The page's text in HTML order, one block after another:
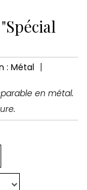
: Métal
en métal.